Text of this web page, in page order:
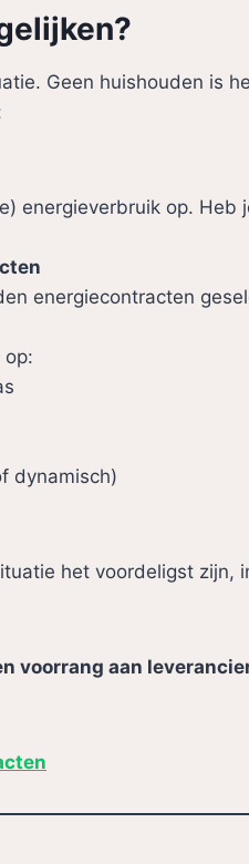
Geen huishouden is
energieverbruik op.
energiecontracten
op:
dynamisch)
het voordeligst zijn,
voorrang aan